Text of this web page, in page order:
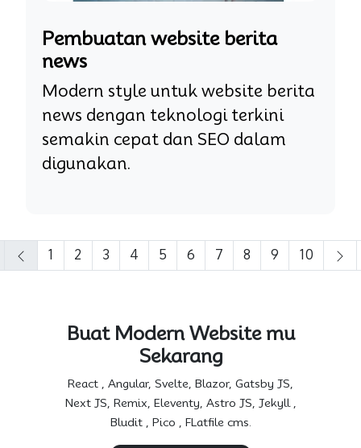
Pembuatan website berita
news
Modern style untuk website berita
news dengan teknologi terkini
semakin cepat dan SEO dalam
digunakan.
1 2 3 4 5 6 7 8 9 10
Buat Modern Website mu
Sekarang
React , Angular, Svelte, Blazor, Gatsby JS,
Next JS, Remix, Eleventy, Astro JS, Jekyll ,
Bludit , Pico , FLatfile cms.